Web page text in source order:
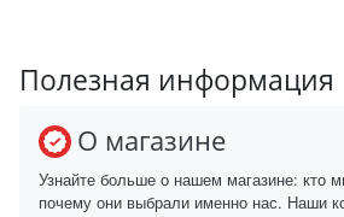
Полезная информация
О магазине
Узнайте больше о нашем магазине: кто
почему они выбрали именно нас. Наши